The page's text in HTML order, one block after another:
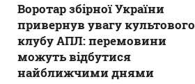
Воротар збірної України
привернув увагу культового
клубу АПЛ: перемовини
можуть відбутися
найближчими днями